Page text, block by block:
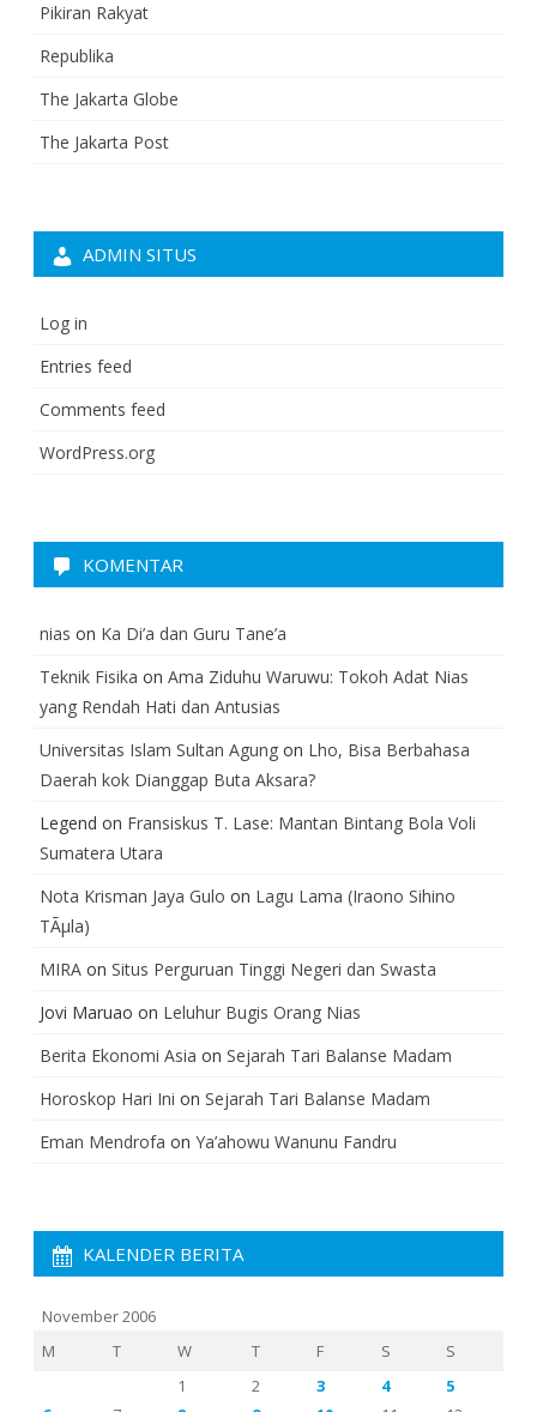
Pikiran Rakyat
Republika
The Jakarta Globe
The Jakarta Post
ADMIN SITUS
Log in
Entries feed
Comments feed
WordPress.org
KOMENTAR
nias on Ka Di’a dan Guru Tane’a
Teknik Fisika on Ama Ziduhu Waruwu: Tokoh Adat Nias
yang Rendah Hati dan Antusias
Universitas Islam Sultan Agung on Lho, Bisa Berbahasa
Daerah kok Dianggap Buta Aksara?
Legend on Fransiskus T. Lase: Mantan Bintang Bola Voli
Sumatera Utara
Nota Krisman Jaya Gulo on Lagu Lama (Iraono Sihino
TÃµla)
MIRA on Situs Perguruan Tinggi Negeri dan Swasta
Jovi Maruao on Leluhur Bugis Orang Nias
Berita Ekonomi Asia on Sejarah Tari Balanse Madam
Horoskop Hari Ini on Sejarah Tari Balanse Madam
Eman Mendrofa on Ya’ahowu Wanunu Fandru
KALENDER BERITA
November 2006
M
T W T F S
S
1
2 3 4
5